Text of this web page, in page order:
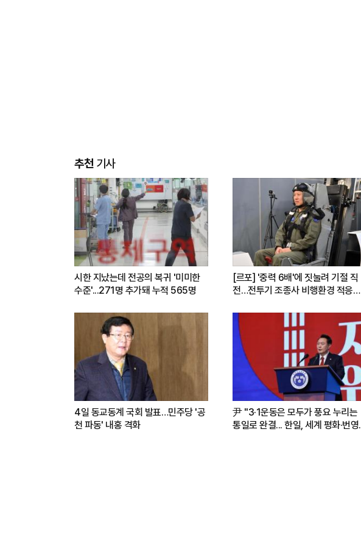
추천기사
시한 지났는데 전공의 복귀 '미미한
수준'...271명 추가돼 누적 565명
[르포] '중력 6배'에 짓눌려 기절 직
전…전투기 조종사 비행환경 적응훈
4일 동교동계 국회 발표…민주당 '공
천 파동' 내홍 격화
尹 "3·1운동은 모두가 풍요 누리는
통일로 완결... 한일, 세계 평화·번영